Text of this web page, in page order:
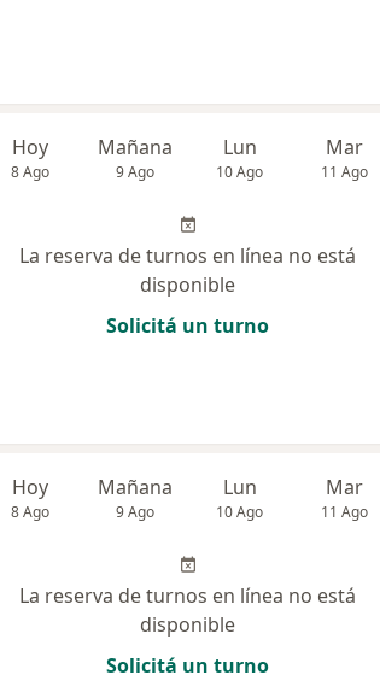
Hoy
8 Ago
Mañana
9 Ago
Lun
10 Ago
Mar
11 Ago
La reserva de turnos en línea no está
disponible
Solicitá un turno
Hoy
8 Ago
Mañana
9 Ago
Lun
10 Ago
Mar
11 Ago
La reserva de turnos en línea no está
disponible
Solicitá un turno